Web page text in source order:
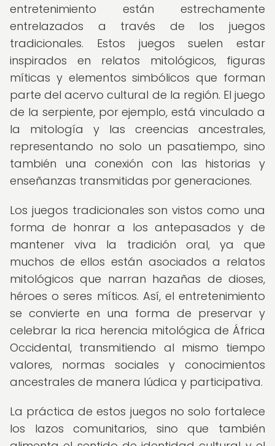
entretenimiento están estrechamente
entrelazados a través de los juegos
tradicionales. Estos juegos suelen estar
inspirados en relatos mitológicos, figuras
míticas y elementos simbólicos que forman
parte del acervo cultural de la región. El juego
de la serpiente, por ejemplo, está vinculado a
la mitología y las creencias ancestrales,
representando no solo un pasatiempo, sino
también una conexión con las historias y
enseñanzas transmitidas por generaciones.
Los juegos tradicionales son vistos como una
forma de honrar a los antepasados y de
mantener viva la tradición oral, ya que
muchos de ellos están asociados a relatos
mitológicos que narran hazañas de dioses,
héroes o seres míticos. Así, el entretenimiento
se convierte en una forma de preservar y
celebrar la rica herencia mitológica de África
Occidental, transmitiendo al mismo tiempo
valores, normas sociales y conocimientos
ancestrales de manera lúdica y participativa.
La práctica de estos juegos no solo fortalece
los lazos comunitarios, sino que también